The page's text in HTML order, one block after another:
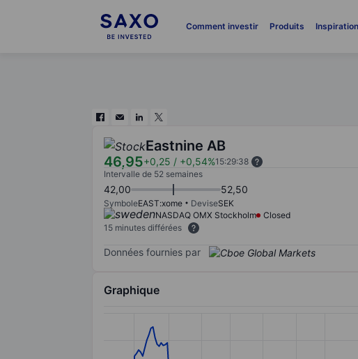
Comment investir Produits Inspiration
Eastnine AB
46,95+0,25 / +0,54%15:29:38
Intervalle de 52 semaines
42,00 52,50
SymboleEAST:xome DeviseSEK
NASDAQ OMX Stockholm
Closed
15 minutes différées
Données fournies par
Graphique
Line chart with 347 data points.